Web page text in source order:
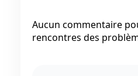
Aucun commentaire
rencontres des